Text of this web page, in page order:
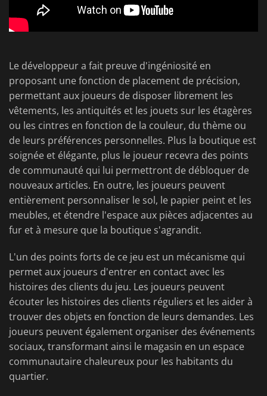
Le développeur a fait preuve d'ingéniosité en
proposant une fonction de placement de précision,
permettant aux joueurs de disposer librement les
vêtements, les antiquités et les jouets sur les étagères
ou les cintres en fonction de la couleur, du thème ou
de leurs préférences personnelles. Plus la boutique est
soignée et élégante, plus le joueur recevra des points
de communauté qui lui permettront de débloquer de
nouveaux articles. En outre, les joueurs peuvent
entièrement personnaliser le sol, le papier peint et les
meubles, et étendre l'espace aux pièces adjacentes au
fur et à mesure que la boutique s'agrandit.
L'un des points forts de ce jeu est un mécanisme qui
permet aux joueurs d'entrer en contact avec les
histoires des clients du jeu. Les joueurs peuvent
écouter les histoires des clients réguliers et les aider à
trouver des objets en fonction de leurs demandes. Les
joueurs peuvent également organiser des événements
sociaux, transformant ainsi le magasin en un espace
communautaire chaleureux pour les habitants du
quartier.